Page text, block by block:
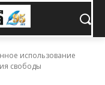
использование
свободы